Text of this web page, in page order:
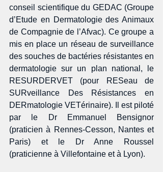
conseil scientifique du GEDAC (Groupe
d’Etude en Dermatologie des Animaux
de Compagnie de l’Afvac). Ce groupe a
mis en place un réseau de surveillance
des souches de bactéries résistantes en
dermatologie sur un plan national, le
RESURDERVET (pour RESeau de
SURveillance Des Résistances en
DERmatologie VETérinaire). Il est piloté
par le Dr Emmanuel Bensignor
(praticien à Rennes-Cesson, Nantes et
Paris) et le Dr Anne Roussel
(praticienne à Villefontaine et à Lyon).